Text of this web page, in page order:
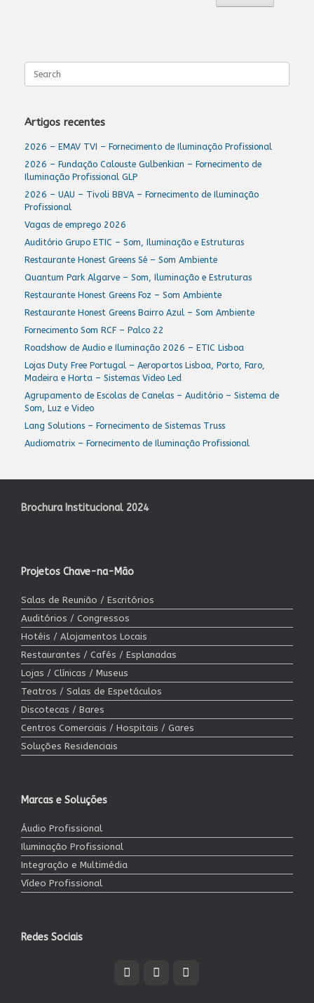
for:
Artigos recentes
2026 – EMAV TVI – Fornecimento de Iluminação Profissional
2026 – Fundação Calouste Gulbenkian – Fornecimento de
Iluminação Profissional GLP
2026 – UAU – Tivoli BBVA – Fornecimento de Iluminação
Profissional
Vagas de emprego 2026
Auditório Grupo ETIC – Som, Iluminação e Estruturas
Restaurante Honest Greens Sé – Som Ambiente
Quantum Park Algarve – Som, Iluminação e Estruturas
Restaurante Honest Greens Foz – Som Ambiente
Restaurante Honest Greens Bairro Azul – Som Ambiente
Fornecimento Som RCF – Palco 22
Roadshow de Audio e Iluminação 2026 – ETIC Lisboa
Lojas Duty Free Portugal – Aeroportos Lisboa, Porto, Faro,
Madeira e Horta – Sistemas Video Led
Agrupamento de Escolas de Canelas – Auditório – Sistema de
Som, Luz e Video
Lang Solutions – Fornecimento de Sistemas Truss
Audiomatrix – Fornecimento de Iluminação Profissional
Brochura Institucional 2024
Projetos Chave-na-Mão
Salas de Reunião / Escritórios
Auditórios / Congressos
Hotéis / Alojamentos Locais
Restaurantes / Cafés / Esplanadas
Lojas / Clínicas / Museus
Teatros / Salas de Espetáculos
Discotecas / Bares
Centros Comerciais / Hospitais / Gares
Soluções Residenciais
Marcas e Soluções
Áudio Profissional
Iluminação Profissional
Integração e Multimédia
Vídeo Profissional
Redes Sociais